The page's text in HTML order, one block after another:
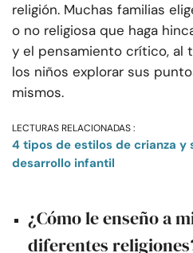
religión. Muchas familias
o no religiosa que haga
y el pensamiento crítico, al
los niños explorar sus
mismos.
LECTURAS RELACIONADAS :
4 tipos de estilos de crianza y
desarrollo infantil
¿Cómo le enseño a
diferentes